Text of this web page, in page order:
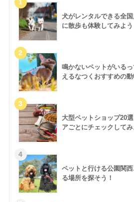
犬がレンタルできる全
に散歩も体験してみよう
鳴かないペットがいる
えるなつくおすすめの動
大型ペットショップ20
アごとにチェックしてみ
ペットと行ける公園関
る場所を探そう！